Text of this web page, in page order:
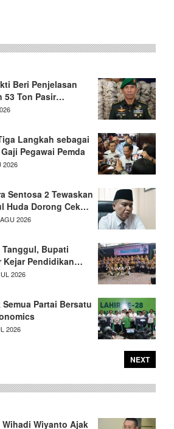
Beri Penjelasan
53 Ton Pasir…
Langkah sebagai
Pegawai Pemda
2026
Sentosa 2 Tewaskan
Huda Dorong Cek…
2026
Bupati
Kejar Pendidikan…
2026
Partai Bersatu
2026
NEXT
Wiyanto Ajak